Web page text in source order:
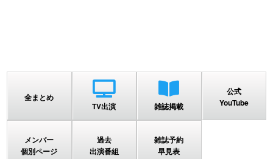
全まとめ
TV出演
雑誌掲載
公式
YouTube
メンバー
個別ページ
過去
出演番組
雑誌予約
早見表